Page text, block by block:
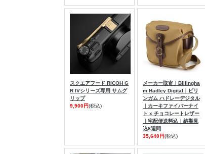
スクエアフード RICOH G
R IVシリーズ専用 サムグ
リップ
9,900円(税込)
メーカー取寄｜Billingha
m Hadley Digital｜ビリ
ンガム ハドレーデジタル
｜カーキファイバーナイ
ト x チョコレートレザー
｜宅配便送料込｜納期見
込8週間
35,640円(税込)